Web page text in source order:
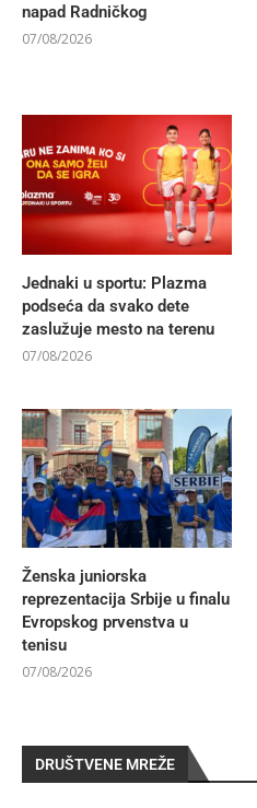
napad Radničkog
07/08/2026
Jednaki u sportu: Plazma
podseća da svako dete
zaslužuje mesto na terenu
07/08/2026
Ženska juniorska
reprezentacija Srbije u finalu
Evropskog prvenstva u
tenisu
07/08/2026
DRUŠTVENE MREŽE